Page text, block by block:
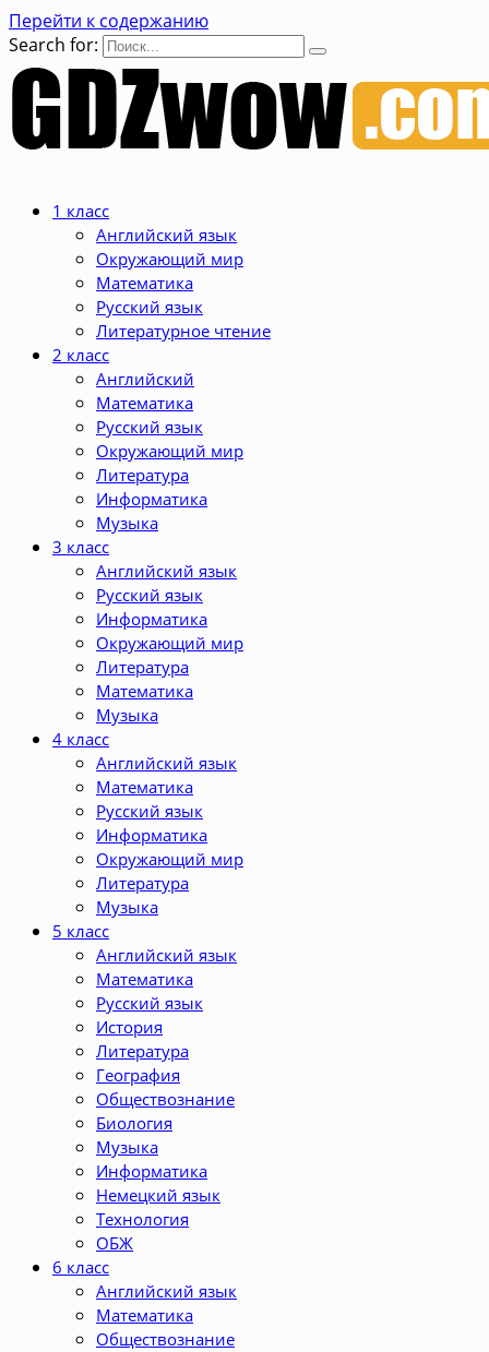
Перейти к содержанию
Search for:
1 класс
Английский язык
Окружающий мир
Математика
Русский язык
Литературное чтение
2 класс
Английский
Математика
Русский язык
Окружающий мир
Литература
Информатика
Музыка
3 класс
Английский язык
Русский язык
Информатика
Окружающий мир
Литература
Математика
Музыка
4 класс
Английский язык
Математика
Русский язык
Информатика
Окружающий мир
Литература
Музыка
5 класс
Английский язык
Математика
Русский язык
История
Литература
География
Обществознание
Биология
Музыка
Информатика
Немецкий язык
Технология
ОБЖ
6 класс
Английский язык
Математика
Обществознание